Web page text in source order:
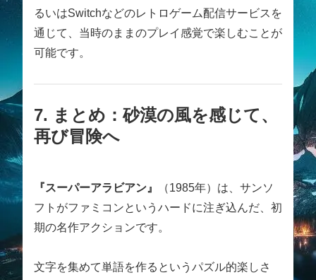
るいはSwitchなどのレトロゲーム配信サービスを
通じて、当時のままのプレイ感覚で楽しむことが
可能です。
7. まとめ：砂漠の風を感じて、
再び冒険へ
『スーパーアラビアン』
（1985年）は、サンソ
フトがファミコンというハードに注ぎ込んだ、初
期の名作アクションです。
文字を集めて単語を作るというパズル的楽しさ